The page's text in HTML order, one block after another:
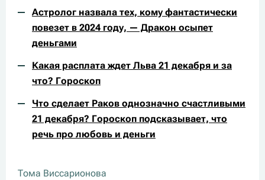
Астролог назвала тех, кому фантастически
повезет в 2024 году, — Дракон осыпет
деньгами
Какая расплата ждет Льва 21 декабря и за
что? Гороскоп
Что сделает Раков однозначно счастливыми
21 декабря? Гороскоп подсказывает, что
речь про любовь и деньги
Тома Виссарионова